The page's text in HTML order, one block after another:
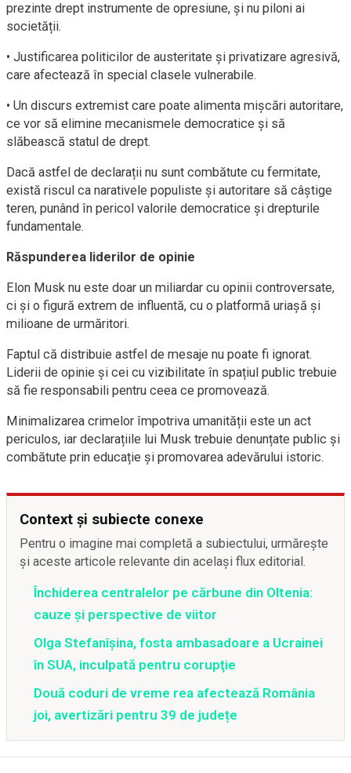
prezinte drept instrumente de opresiune, și nu piloni ai
societății.
• Justificarea politicilor de austeritate și privatizare agresivă,
care afectează în special clasele vulnerabile.
• Un discurs extremist care poate alimenta mișcări autoritare,
ce vor să elimine mecanismele democratice și să
slăbească statul de drept.
Dacă astfel de declarații nu sunt combătute cu fermitate,
există riscul ca narativele populiste și autoritare să câștige
teren, punând în pericol valorile democratice și drepturile
fundamentale.
Răspunderea liderilor de opinie
Elon Musk nu este doar un miliardar cu opinii controversate,
ci și o figură extrem de influentă, cu o platformă uriașă și
milioane de urmăritori.
Faptul că distribuie astfel de mesaje nu poate fi ignorat.
Liderii de opinie și cei cu vizibilitate în spațiul public trebuie
să fie responsabili pentru ceea ce promovează.
Minimalizarea crimelor împotriva umanității este un act
periculos, iar declarațiile lui Musk trebuie denunțate public și
combătute prin educație și promovarea adevărului istoric.
Context și subiecte conexe
Pentru o imagine mai completă a subiectului, urmărește
și aceste articole relevante din același flux editorial.
Închiderea centralelor pe cărbune din Oltenia:
cauze și perspective de viitor
Olga Stefanîşina, fosta ambasadoare a Ucrainei
în SUA, inculpată pentru corupţie
Două coduri de vreme rea afectează România
joi, avertizări pentru 39 de județe